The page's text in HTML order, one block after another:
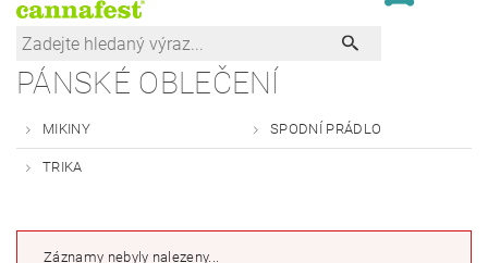
PÁNSKÉ OBLEČENÍ
MIKINY SPODNÍ PRÁDLO
TRIKA
Záznamy nebyly nalezeny...